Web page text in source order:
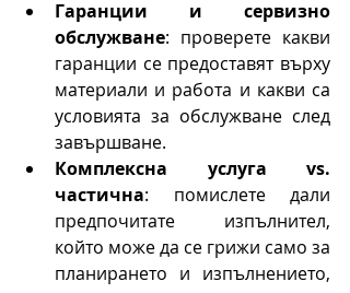
Гаранции и сервизно
обслужване: проверете какви
гаранции се предоставят върху
материали и работа и какви са
условията за обслужване след
завършване.
Комплексна услуга vs.
частична: помислете дали
предпочитате изпълнител,
който може да се грижи само за
планирането и изпълнението,